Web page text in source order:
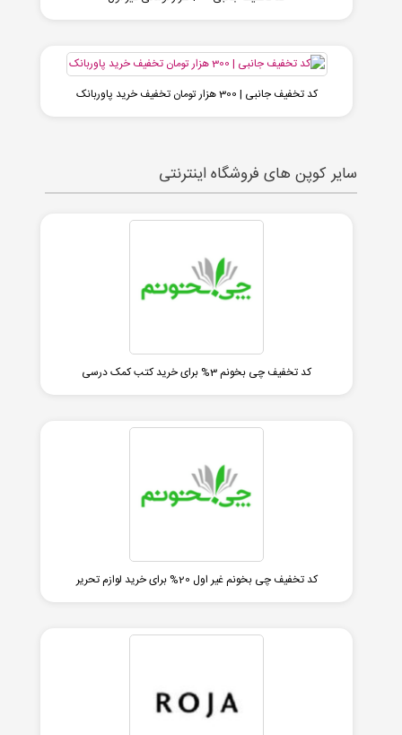
کد تخفیف جانبی | 300 هزار تومان تخفیف خرید پاوربانک
سایر کوپن های فروشگاه اینترنتی
کد تخفیف چی بخونم 3% برای خرید کتب کمک درسی
کد تخفیف چی بخونم غیر اول 20% برای خرید لوازم تحریر